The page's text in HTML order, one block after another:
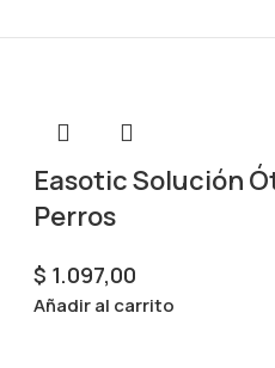
Easotic Solución
Perros
$ 1.097,00
Añadir al carrito